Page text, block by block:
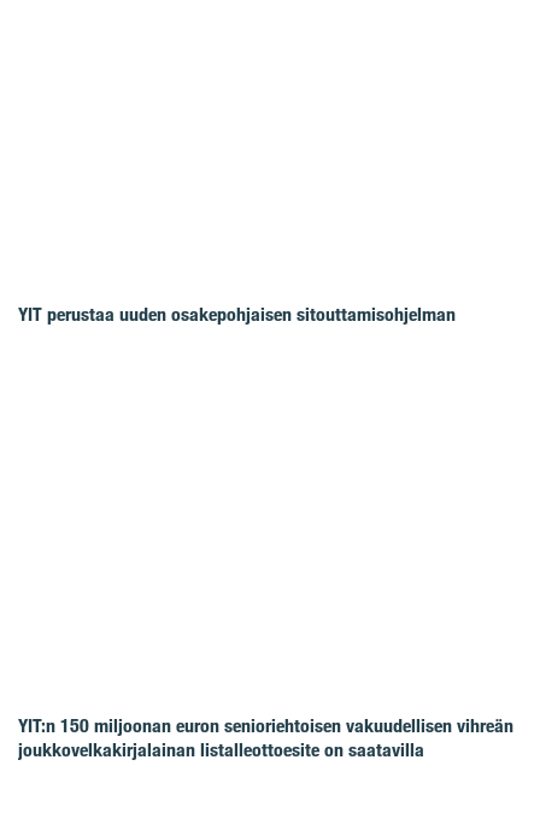
YIT perustaa uuden osakepohjaisen sitouttamisohjelman
YIT:n 150 miljoonan euron senioriehtoisen vakuudellisen vihreän
joukkovelkakirjalainan listalleottoesite on saatavilla